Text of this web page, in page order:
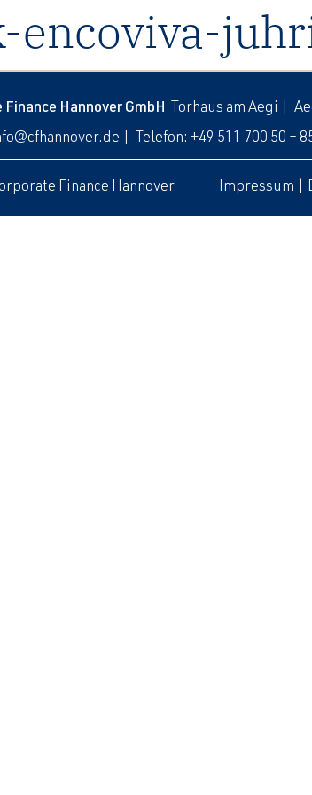
encoviva-
Finance Hannover GmbH
Torhaus am Aegi |
| Telefon: +49 511 700 50 –
Finance Hannover Impressum